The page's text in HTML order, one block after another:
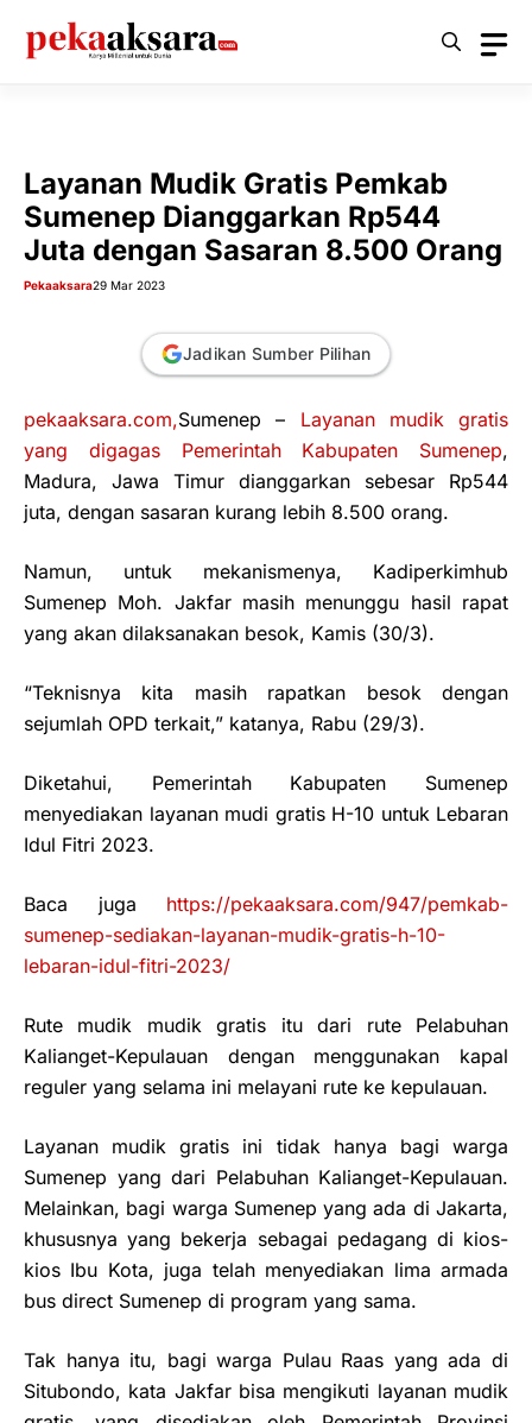
Layanan Mudik Gratis Pemkab
Sumenep Dianggarkan Rp544
Juta dengan Sasaran 8.500 Orang
Pekaaksara29 Mar 2023
Jadikan Sumber Pilihan
pekaaksara.com,Sumenep – Layanan mudik gratis
yang digagas Pemerintah Kabupaten Sumenep,
Madura, Jawa Timur dianggarkan sebesar Rp544
juta, dengan sasaran kurang lebih 8.500 orang.
Namun, untuk mekanismenya, Kadiperkimhub
Sumenep Moh. Jakfar masih menunggu hasil rapat
yang akan dilaksanakan besok, Kamis (30/3).
“Teknisnya kita masih rapatkan besok dengan
sejumlah OPD terkait,” katanya, Rabu (29/3).
Diketahui, Pemerintah Kabupaten Sumenep
menyediakan layanan mudi gratis H-10 untuk Lebaran
Idul Fitri 2023.
Baca juga https://pekaaksara.com/947/pemkab-
sumenep-sediakan-layanan-mudik-gratis-h-10-
lebaran-idul-fitri-2023/
Rute mudik mudik gratis itu dari rute Pelabuhan
Kalianget-Kepulauan dengan menggunakan kapal
reguler yang selama ini melayani rute ke kepulauan.
Layanan mudik gratis ini tidak hanya bagi warga
Sumenep yang dari Pelabuhan Kalianget-Kepulauan.
Melainkan, bagi warga Sumenep yang ada di Jakarta,
khususnya yang bekerja sebagai pedagang di kios-
kios Ibu Kota, juga telah menyediakan lima armada
bus direct Sumenep di program yang sama.
Tak hanya itu, bagi warga Pulau Raas yang ada di
Situbondo, kata Jakfar bisa mengikuti layanan mudik